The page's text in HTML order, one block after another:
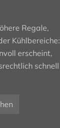
Regale,
Kühlbereiche:
erscheint,
schnell